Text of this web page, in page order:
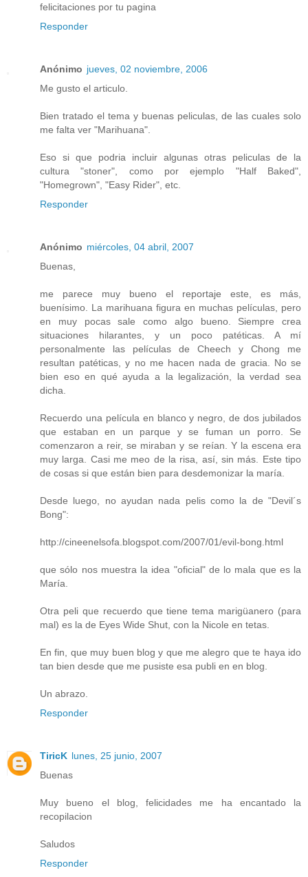
felicitaciones por tu pagina
Responder
Anónimo jueves, 02 noviembre, 2006
Me gusto el articulo.
Bien tratado el tema y buenas peliculas, de las cuales solo
me falta ver "Marihuana".
Eso si que podria incluir algunas otras peliculas de la
cultura "stoner", como por ejemplo "Half Baked",
"Homegrown", "Easy Rider", etc.
Responder
Anónimo miércoles, 04 abril, 2007
Buenas,
me parece muy bueno el reportaje este, es más,
buenísimo. La marihuana figura en muchas películas, pero
en muy pocas sale como algo bueno. Siempre crea
situaciones hilarantes, y un poco patéticas. A mí
personalmente las películas de Cheech y Chong me
resultan patéticas, y no me hacen nada de gracia. No se
bien eso en qué ayuda a la legalización, la verdad sea
dicha.
Recuerdo una película en blanco y negro, de dos jubilados
que estaban en un parque y se fuman un porro. Se
comenzaron a reir, se miraban y se reían. Y la escena era
muy larga. Casi me meo de la risa, así, sin más. Este tipo
de cosas si que están bien para desdemonizar la maría.
Desde luego, no ayudan nada pelis como la de "Devil´s
Bong":
http://cineenelsofa.blogspot.com/2007/01/evil-bong.html
que sólo nos muestra la idea "oficial" de lo mala que es la
María.
Otra peli que recuerdo que tiene tema marigüanero (para
mal) es la de Eyes Wide Shut, con la Nicole en tetas.
En fin, que muy buen blog y que me alegro que te haya ido
tan bien desde que me pusiste esa publi en en blog.
Un abrazo.
Responder
TiricK lunes, 25 junio, 2007
Buenas
Muy bueno el blog, felicidades me ha encantado la
recopilacion
Saludos
Responder